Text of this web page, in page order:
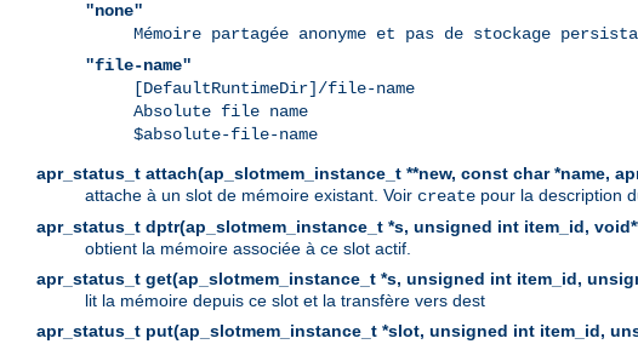
"none"
Mémoire partagée anonyme et pas de stockage
"file-name"
[DefaultRuntimeDir]/file-name
Absolute file name
$absolute-file-name
apr_status_t attach(ap_slotmem_instance_t **new, const char *name,
attache à un slot de mémoire existant. Voir create pour la description
apr_status_t dptr(ap_slotmem_instance_t *s, unsigned int item_id,
obtient la mémoire associée à ce slot actif.
apr_status_t get(ap_slotmem_instance_t *s, unsigned int item_id,
lit la mémoire depuis ce slot et la transfère vers dest
apr_status_t put(ap_slotmem_instance_t *slot, unsigned int item_id,